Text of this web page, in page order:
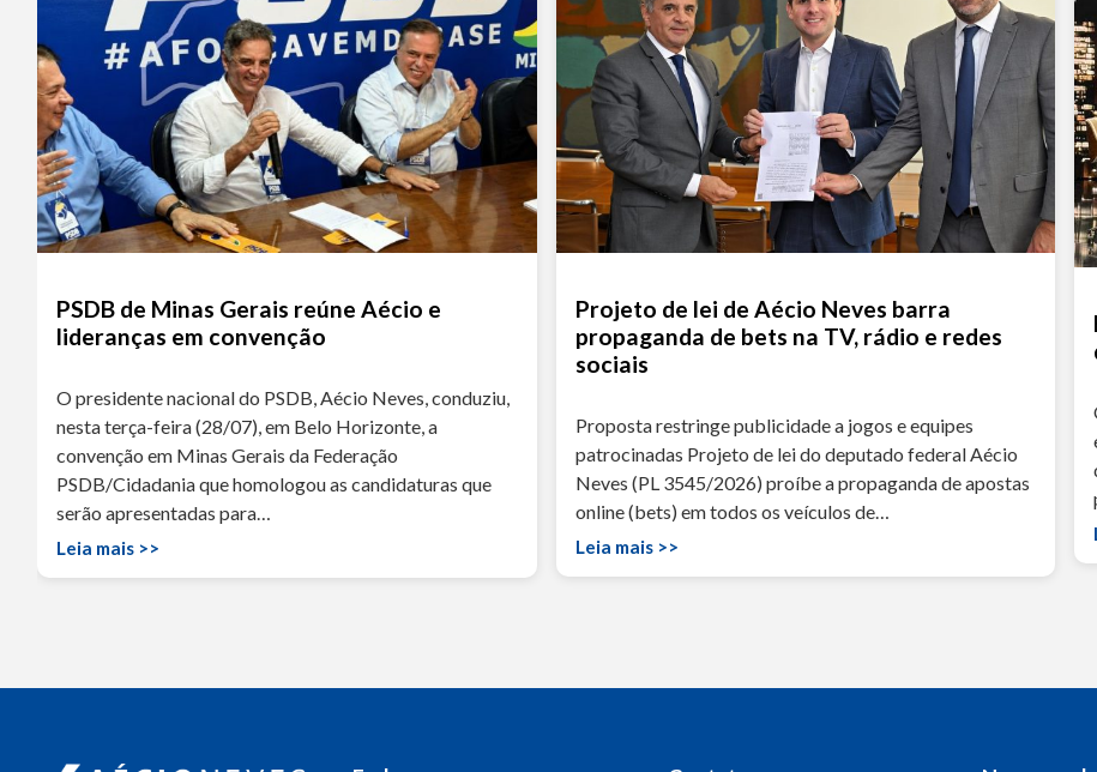
PSDB de Minas Gerais reúne Aécio e
lideranças em convenção
O presidente nacional do PSDB, Aécio Neves, conduziu,
nesta terça-feira (28/07), em Belo Horizonte, a
convenção em Minas Gerais da Federação
PSDB/Cidadania que homologou as candidaturas que
serão apresentadas para…
Leia mais >>
Projeto de lei de Aécio Neves barra
propaganda de bets na TV, rádio e redes
sociais
Proposta restringe publicidade a jogos e equipes
patrocinadas Projeto de lei do deputado federal Aécio
Neves (PL 3545/2026) proíbe a propaganda de apostas
online (bets) em todos os veículos de…
Leia mais >>